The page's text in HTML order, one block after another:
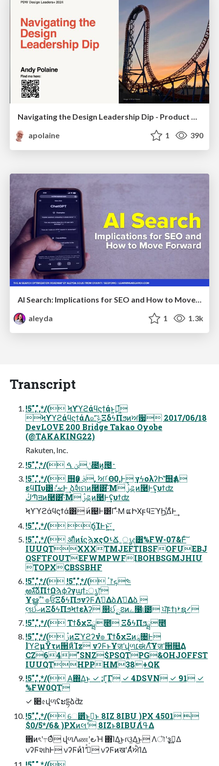
Navigating the Design Leadership Dip - Product Design Week Design Leaders+ Conference 2024
apolaine
1 390
aleyda
1 1.3k
Transcript
!5",",*/( Ϟϒϓϩάϥϛϯάͱ͍͏ಇ͖ํ
ϞϒϓϩάϥϛϯάΛ௨ͯ͠ݟͨΞδϟΠϧͷਅ਷ 2017/06/18
DevLOVE 200 Bridge Takao Oyobe
(@TAKAKING22)
Rakuten, Inc.
!5",",*/( ݩؾ ࠓ೔ͷ͓౔࢈
!5",",*/( ஫ҙࣄ߲ 0, ࣸਅࡱӨ0,Ͱ͢ γϟολʔԻʹ͝஫ҙΛ
εϥΠυ͸ެ։ࡁͰ͢ ձࣾશମͷ࿩͸͠·ͤΜ ࢲୡͷ࿩Ͱ͢ʢυϯʣ
ڭՊॻͷ࿩͸͠·ͤΜ ࢲୡͷ࿩Ͱ͢ʢυϯʣ
Ϟϒϓϩάϥϛϯά͸ ۜͷ஄ؙͰ͸͋Γ·ͤΜ ແԻΧϝϥΞϓϦ͕͋Δͦ͏Ͱ͢
!5",",*/( ճ͓ΊͰͱ͏͍͟͝·͢
!5",",*/( ॳΊͯͷίϛϡχςΟࢀՃˍൃද͸%FW-07&Ͱͨ͠
IUUQTXXXTMJEFTIBSFOFUEBJ
QSFTFOUTEFWMPWFIBOHBSGMJHIU
TOPXCBSSBHF
!5",",*/( !5",",*/( ٴ෦ܟ༤
ָఱגࣜձࣾΠϯΩϡϕʔγϣϯ։ൃ෦
Ұൠࣾஂ๏ਓΞδϟΠϧνʔϜΛࢧ͑ΔձΛࢧ͑Δձ 
ۭલઈޙͷΞδϟΠϧϞϯελʔ ௒ઈౖ౭ͷے೑୲౰ ਪ͠ϝϯɿࢁຊ࠼
!5",",*/( ΤϯδχΞྺ೥ ΞδϟΠϧྺ೥
!5",",*/( ࢲͷΞϓϩʔνํ๏ ΤϯδχΞͷཱ৔Ͱ
lϓϩμΫτͷ੒ޭͷͨΊz νʔϜͱҰॹʹվળ׆ಈΛͯ͠Ұॹʹ੒௕͢Δ
CZ64"SNZ$PSQTPG&OHJOFFST
IUUQTHPPHM38+QK
!5",",*/( Α͘΍Δ͜ͱ ✓ ;Γ͔͑Γ ✓ 4DSVN ✓ 91 ✓
%FW0QT
✓ ૊৫վળʢະདྷձٞʣ
!5",",*/( େ੾ͩͱࢥ͏͜ͱ 8IZ 8IBU )PX 4501 
$0/5*/6& )PXͷલʹ 8IZͱ8IBUΛߟ͑Δ
਎ͷৎʹ߹Θͤͨ վળΛண࣮ʹ౿Ή ΍ΊΔ͜ͱɾଓ͚Δ͜ͱ Λৗʹҙࣝ͢Δ
νʔϜશһͰ νʔϜͷͨΊʹߟ͑ͯ νʔϜͷखʹΑͬͯਐΊΔ